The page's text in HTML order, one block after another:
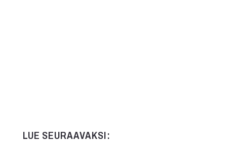
LUE SEURAAVAKSI: